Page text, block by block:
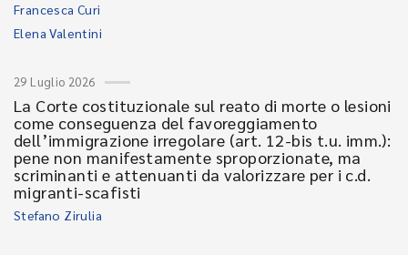
Francesca Curi
Elena Valentini
29 Luglio 2026
La Corte costituzionale sul reato di morte o lesioni
come conseguenza del favoreggiamento
dell’immigrazione irregolare (art. 12-bis t.u. imm.):
pene non manifestamente sproporzionate, ma
scriminanti e attenuanti da valorizzare per i c.d.
migranti-scafisti
Stefano Zirulia